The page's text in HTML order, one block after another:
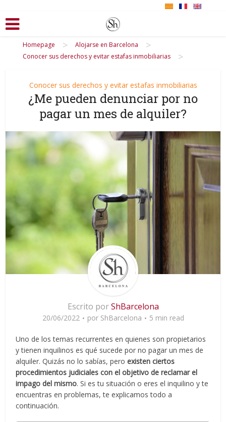
Homepage > Alojarse en Barcelona >
Conocer sus derechos y evitar estafas inmobiliarias >
Conocer sus derechos y evitar estafas inmobiliarias
¿Me pueden denunciar por no
pagar un mes de alquiler?
Escrito porShBarcelona
20/06/2022 por ShBarcelona 5 min read
Uno de los temas recurrentes en quienes son propietarios
y tienen inquilinos es qué sucede por no pagar un mes de
alquiler. Quizás no lo sabías, peroexisten ciertos
procedimientos judiciales con el objetivo de reclamar el
impago del mismo. Si es tu situación o eres el inquilino y te
encuentras en problemas, te explicamos todo a
continuación.